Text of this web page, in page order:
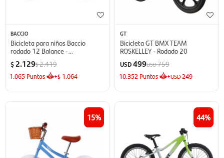
BACCIO
Bicicleta para niños Baccio
rodado 12 Balance -
Fucsia/Turquesa
$2.129$2.419
1.065 Puntos +$ 1.064
GT
Bicicleta GT BMX TEAM
ROSKELLEY - Rodado 20
USD499USD759
10.352 Puntos +USD249
15 44